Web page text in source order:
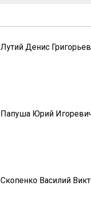
Лутий Денис
Папуша Юрий
Скопенко Василий